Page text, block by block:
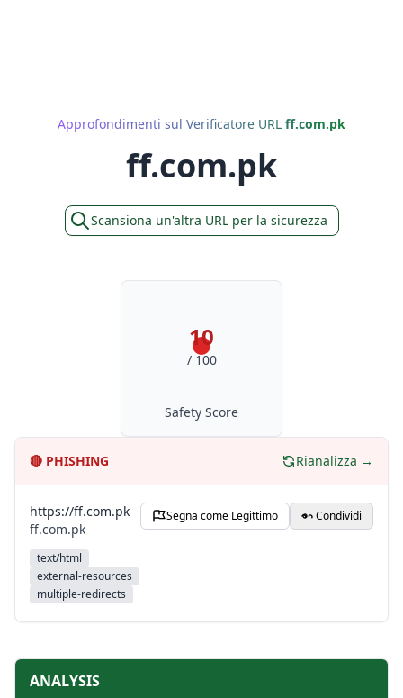
Approfondimenti sul Verificatore URL ff.com.pk
ff.com.pk
Scansiona un'altra URL per la sicurezza
10
/ 100
Safety Score
🔴 PHISHING Rianalizza →
https://ff.com.pk
ff.com.pk
text/html
external-resources
multiple-redirects
Segna come Legittimo Condividi
ANALYSIS